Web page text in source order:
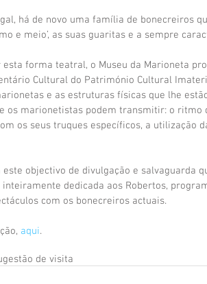
há de novo uma família de bonecreiros
e meio’, as suas guaritas e a sempre
forma teatral, o Museu da Marioneta
Cultural do Património Cultural
e as estruturas físicas que lhe
os marionetistas podem transmitir: o ritmo
os seus truques específicos, a utilização
este objectivo de divulgação e salvaguarda
inteiramente dedicada aos Robertos,
com os bonecreiros actuais.
aqui.
de visita